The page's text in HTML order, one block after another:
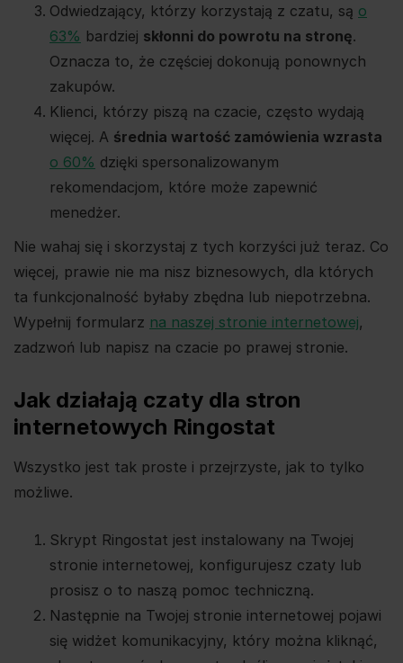
Odwiedzający, którzy korzystają z czatu, są o
63% bardziej skłonni do powrotu na stronę.
Oznacza to, że częściej dokonują ponownych
zakupów.
Klienci, którzy piszą na czacie, często wydają
więcej. A średnia wartość zamówienia wzrasta
o 60% dzięki spersonalizowanym
rekomendacjom, które może zapewnić
menedżer.
Nie wahaj się i skorzystaj z tych korzyści już teraz. Co
więcej, prawie nie ma nisz biznesowych, dla których
ta funkcjonalność byłaby zbędna lub niepotrzebna.
Wypełnij formularz na naszej stronie internetowej,
zadzwoń lub napisz na czacie po prawej stronie.
Jak działają czaty dla stron
internetowych Ringostat
Wszystko jest tak proste i przejrzyste, jak to tylko
możliwe.
Skrypt Ringostat jest instalowany na Twojej
stronie internetowej, konfigurujesz czaty lub
prosisz o to naszą pomoc techniczną.
Następnie na Twojej stronie internetowej pojawi
się widżet komunikacyjny, który można kliknąć,